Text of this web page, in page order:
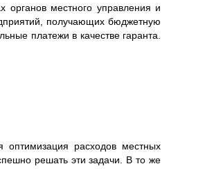
органов местного управления и
получающих бюджетную
платежи в качестве гаранта.
расходов местных
решать эти задачи. В то же